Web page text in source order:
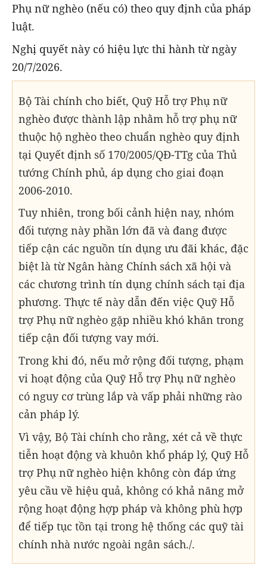
Phụ nữ nghèo (nếu có) theo quy định của pháp
luật.
Nghị quyết này có hiệu lực thi hành từ ngày
20/7/2026.
Bộ Tài chính cho biết, Quỹ Hỗ trợ Phụ nữ
nghèo được thành lập nhằm hỗ trợ phụ nữ
thuộc hộ nghèo theo chuẩn nghèo quy định
tại Quyết định số 170/2005/QĐ-TTg của Thủ
tướng Chính phủ, áp dụng cho giai đoạn
2006-2010.
Tuy nhiên, trong bối cảnh hiện nay, nhóm
đối tượng này phần lớn đã và đang được
tiếp cận các nguồn tín dụng ưu đãi khác, đặc
biệt là từ Ngân hàng Chính sách xã hội và
các chương trình tín dụng chính sách tại địa
phương. Thực tế này dẫn đến việc Quỹ Hỗ
trợ Phụ nữ nghèo gặp nhiều khó khăn trong
tiếp cận đối tượng vay mới.
Trong khi đó, nếu mở rộng đối tượng, phạm
vi hoạt động của Quỹ Hỗ trợ Phụ nữ nghèo
có nguy cơ trùng lắp và vấp phải những rào
cản pháp lý.
Vì vậy, Bộ Tài chính cho rằng, xét cả về thực
tiễn hoạt động và khuôn khổ pháp lý, Quỹ Hỗ
trợ Phụ nữ nghèo hiện không còn đáp ứng
yêu cầu về hiệu quả, không có khả năng mở
rộng hoạt động hợp pháp và không phù hợp
để tiếp tục tồn tại trong hệ thống các quỹ tài
chính nhà nước ngoài ngân sách./.